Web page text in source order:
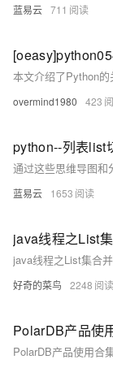
蓝易云 711
overmind1980 423
python--列表list
蓝易云 1653
java线程之List
java线程之List集合
好奇的菜鸟 2248